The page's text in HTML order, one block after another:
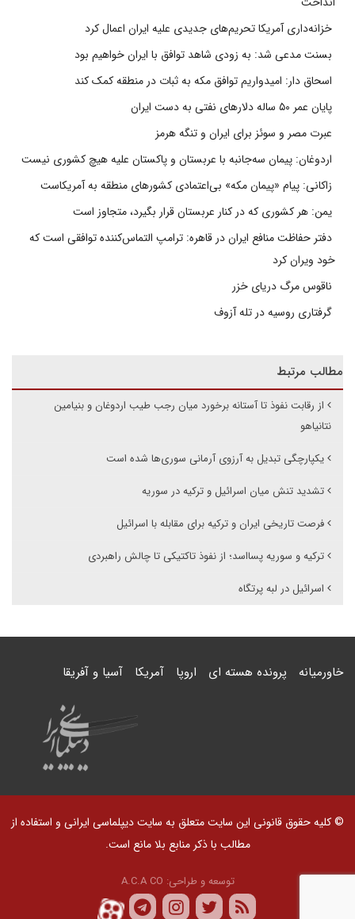
خزانه‌داری آمریکا تحریم‌های جدیدی علیه ایران اعمال کرد
بسنت مدعی شد: به زودی شاهد توافق با ایران خواهیم بود
اسحاق دار: امیدواریم توافق مکه به ثبات در منطقه کمک کند
پایان عمر ۵۰ ساله دلارهای نفتی به دست ایران
عبرت مصر و سوئز برای ایران و تنگه هرمز
اردوغان: پیمان سه‌جانبه با عربستان و پاکستان علیه هیچ کشوری نیست
زاکانی: پیام «پیمان مکه» بی‌اعتمادی کشورهای منطقه به آمریکاست
یمن: هر کشوری که در کنار عربستان قرار بگیرد، متجاوز است
دفتر حفاظت منافع ایران در قاهره: ترامپ التماس‌کننده توافقی است که
خود ویران کرد
ناقوس مرگ دریای خزر
گرفتاری روسیه در تله آزوف
مطالب مرتبط
از رقابت نفوذ تا آستانه برخورد میان رجب طیب اردوغان و بنیامین
نتانیاهو
یکپارچگی تبدیل به آرزوی آرمانی سوری‌ها شده است
تشدید تنش میان اسرائیل و ترکیه در سوریه
فرصت تاریخی ایران و ترکیه برای مقابله با اسرائیل
ترکیه و سوریه پسااسد؛ از نفوذ تاکتیکی تا چالش راهبردی
اسرائیل در لبه پرتگاه
خاورمیانه پرونده هسته ای اروپا آمریکا آسیا و آفریقا
© کلیه حقوق قانونی این سایت متعلق به سایت دیپلماسی ایرانی و استفاده از
مطالب با ذکر منابع بلا مانع است.
توسعه و طراحی: A.C.A CO